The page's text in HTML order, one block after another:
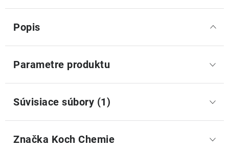
Popis
Parametre produktu
Súvisiace súbory (1)
Značka Koch Chemie